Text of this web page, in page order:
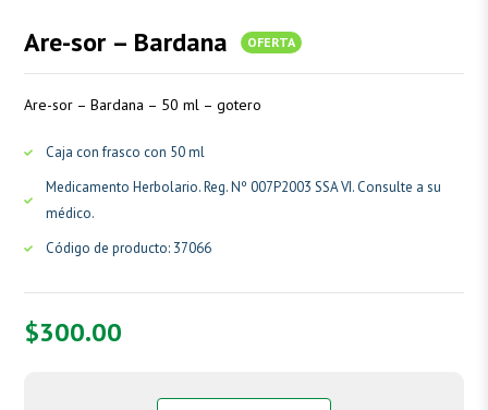
Are-sor – Bardana OFERTA
Are-sor – Bardana – 50 ml – gotero
Caja con frasco con 50 ml
Medicamento Herbolario. Reg. Nº 007P2003 SSA VI. Consulte a su
médico.
Código de producto: 37066
$300.00